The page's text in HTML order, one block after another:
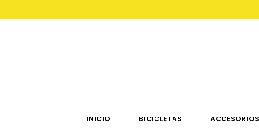
INICIO BICICLETAS ACCESORIOS